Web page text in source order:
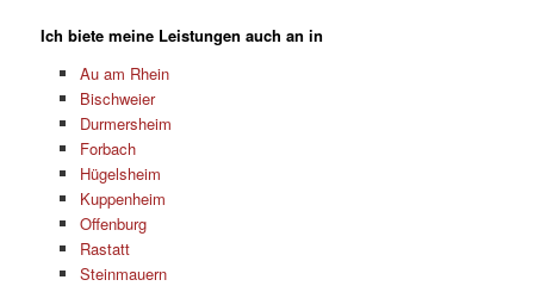
Ich biete meine Leistungen auch an in
Au am Rhein
Bischweier
Durmersheim
Forbach
Hügelsheim
Kuppenheim
Offenburg
Rastatt
Steinmauern